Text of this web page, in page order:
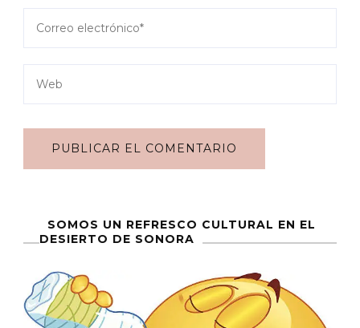
SOMOS UN REFRESCO CULTURAL EN EL
DESIERTO DE SONORA